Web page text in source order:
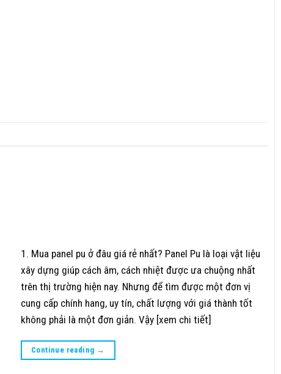
1. Mua panel pu ở đâu giá rẻ nhất? Panel Pu là loại vật liệu
xây dựng giúp cách âm, cách nhiệt được ưa chuộng nhất
trên thị trường hiện nay. Nhưng để tìm được một đơn vị
cung cấp chính hang, uy tín, chất lượng với giá thành tốt
không phải là một đơn giản. Vậy [xem chi tiết]
Continue reading →